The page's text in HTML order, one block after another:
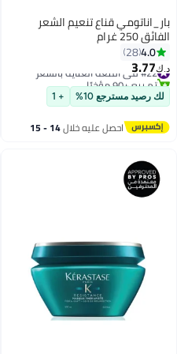
قناع تنعيم الشعر
250 غرام
4.0
28
3.77
#22 في أقنعة العناية بالشعر
تم بيع +90 مؤخرًا
#22 في أقنعة العناية بالشعر
رصيد مسترجع 10% + 1
احصل عليه خلال 14 - 15